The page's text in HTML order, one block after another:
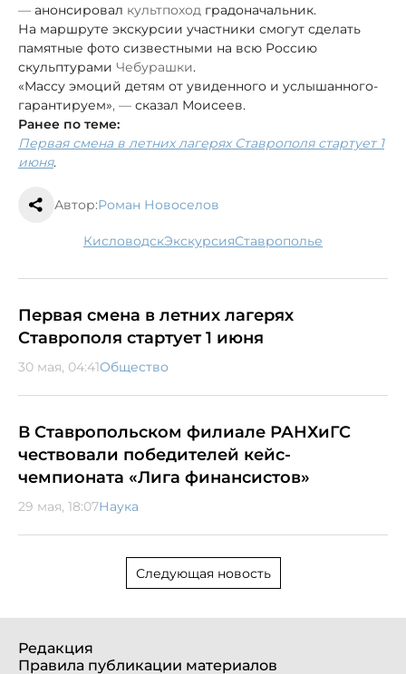
— анонсировал культпоход градоначальник.
На маршруте экскурсии участники смогут сделать
памятные фото сизвестными на всю Россию
скульптурами Чебурашки.
«Массу эмоций детям от увиденного и услышанного-
гарантируем», — сказал Моисеев.
Ранее по теме:
Первая смена в летних лагерях Ставрополя стартует 1
июня.
Автор:Роман Новоселов
Кисловодск экскурсия Ставрополье
Первая смена в летних лагерях
Ставрополя стартует 1 июня
30 мая, 04:41Общество
В Ставропольском филиале РАНХиГС
чествовали победителей кейс-
чемпионата «Лига финансистов»
29 мая, 18:07Наука
Следующая новость
Редакция
Правила публикации материалов